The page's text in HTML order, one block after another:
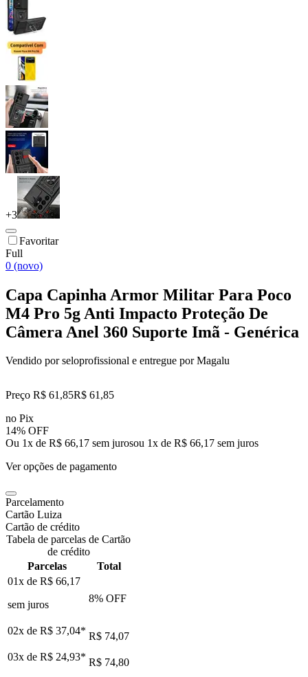
+3
Favoritar
Full
0 (novo)
Capa Capinha Armor Militar Para Poco
M4 Pro 5g Anti Impacto Proteção De
Câmera Anel 360 Suporte Imã - Genérica
Vendido porseloprofissional e entregue por Magalu
Preço R$ 61,85R$ 61,85
no Pix
14% OFF
Ou 1x de R$ 66,17 sem jurosou 1x de R$ 66,17 sem juros
Ver opções de pagamento
Parcelamento
Cartão Luiza
Cartão de crédito
Tabela de parcelas de Cartão
de crédito
Parcelas
Total
01x de R$ 66,17
sem juros
8% OFF
02x de R$ 37,04* R$ 74,07
03x de R$ 24,93* R$ 74,80